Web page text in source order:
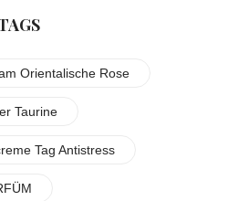
Orientalische Rose
Taurine
Tag Antistress